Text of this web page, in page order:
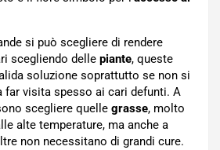
si può scegliere di rendere
scegliendo delle piante, queste
soluzione soprattutto se non si
far visita spesso ai cari defunti. A
scegliere quelle grasse, molto
alte temperature, ma anche a
non necessitano di grandi cure.